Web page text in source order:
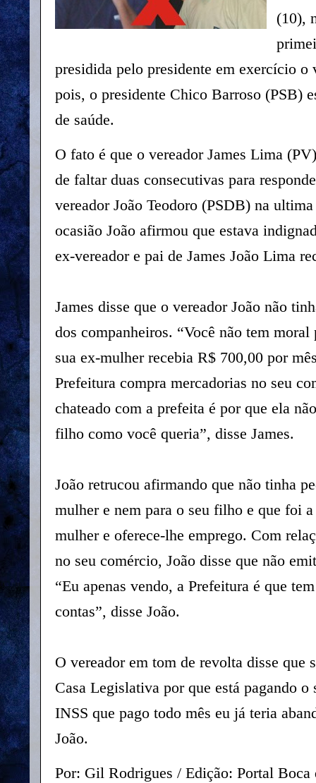
(10),
presidida pelo presidente em exercício
pois, o presidente Chico Barroso (PSB)
de saúde.
O fato é que o vereador James Lima
de faltar duas consecutivas para
vereador João Teodoro (PSDB) na
ocasião João afirmou que estava
ex-vereador e pai de James João Lima
James disse que o vereador João não
dos companheiros. “Você não tem
sua ex-mulher recebia R$ 700,00 por
Prefeitura compra mercadorias no seu
chateado com a prefeita é por que ela
filho como você queria”, disse James.
João retrucou afirmando que não tinha
mulher e nem para o seu filho e que foi
mulher e oferece-lhe emprego. Com
no seu comércio, João disse que não
“Eu apenas vendo, a Prefeitura é que
contas”, disse João.
O vereador em tom de revolta disse que
Casa Legislativa por que está pagando o
INSS que pago todo mês eu já teria
João.
Por: Gil Rodrigues / Edição: Portal Boca